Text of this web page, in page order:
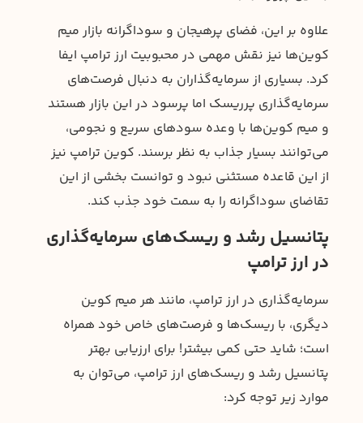
علاوه بر این، فضای پرهیجان و سوداگرانه بازار میم
کوین‌ها نیز نقش مهمی در محبوبیت ارز ترامپ ایفا
کرد. بسیاری از سرمایه‌گذاران به دنبال فرصت‌های
سرمایه‌گذاری پرریسک اما پرسود در این بازار هستند
و میم کوین‌ها با وعده سودهای سریع و نجومی،
می‌توانند بسیار جذاب به نظر برسند. کوین ترامپ نیز
از این قاعده مستثنی نبود و توانست بخشی از این
تقاضای سوداگرانه را به سمت خود جذب کند.
پتانسیل رشد و ریسک‌های سرمایه‌گذاری
در ارز ترامپ
سرمایه‌گذاری در ارز ترامپ، مانند هر میم کوین
دیگری، با ریسک‌ها و فرصت‌های خاص خود همراه
است؛ شاید حتی کمی بیشتر! برای ارزیابی بهتر
پتانسیل رشد و ریسک‌های ارز ترامپ، می‌توان به
موارد زیر توجه کرد: